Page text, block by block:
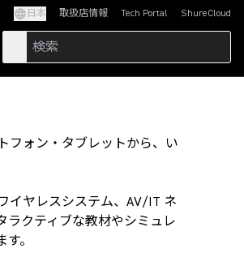
日本 取扱店情報 Tech Portal
(Opens in a new tab)ShureCloud
(Opens in a new
フォン・タブレットから、い
イヤレスシステム、AV/IT ネ
ラクティブな教材やシミュレ
。